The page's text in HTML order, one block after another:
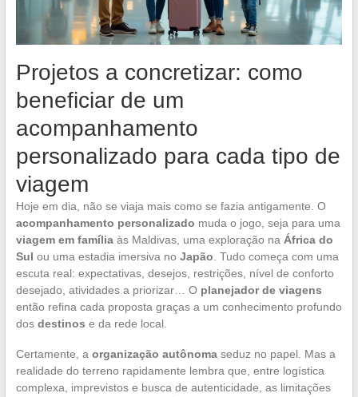
Projetos a concretizar: como
beneficiar de um
acompanhamento
personalizado para cada tipo de
viagem
Hoje em dia, não se viaja mais como se fazia antigamente. O
acompanhamento personalizado muda o jogo, seja para uma
viagem em famíliaàs Maldivas, uma exploração na África do
Sul ou uma estadia imersiva no Japão . Tudo começa com uma
escuta real: expectativas, desejos, restrições, nível de conforto
desejado, atividades a priorizar… O planejador de viagens
então refina cada proposta graças a um conhecimento profundo
dos destinos e da rede local.
Certamente, a organização autônomaseduz no papel. Mas a
realidade do terreno rapidamente lembra que, entre logística
complexa, imprevistos e busca de autenticidade, as limitações